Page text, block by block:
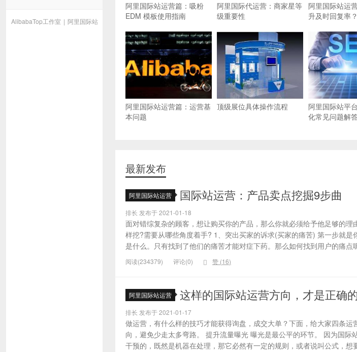
AlibabaTop工作室 | 阿里国际站
阿里国际站运营篇：吸粉
EDM 模板使用指南
阿里国际代运营：商家星等
级重要性
阿里国际站运
升及时回复率？
阿里国际站运营篇：运营基
本问题
顶级展位具体操作流程
阿里国际站平
化常见问题解
最新发布
阿里国际站运营 国际站运营：产品卖点挖掘9步曲
排长 发布于 2021-01-18
面对错综复杂的顾客，想让购买你的产品，那么你就必须给予他足够的
样挖?需要从哪些角度着手? 1、突出买家的诉求(买家的痛苦) 第一步就
是什么。只有找到了他们的痛苦才能对症下药。那么如何找到用户的痛点
阅读(234379) 评论(0) 赞 (16)
阿里国际站运营 这样的国际站运营方向，才是正确的
排长 发布于 2021-01-17
做运营，有什么样的技巧才能获得询盘，成交大单？下面，给大家四条
向，避免少走太多弯路。 提升流量曝光 曝光是最公平的环节。 因为国际
干预的，既然是机器在处理，那它必然有一定的规则，或者说叫公式，想